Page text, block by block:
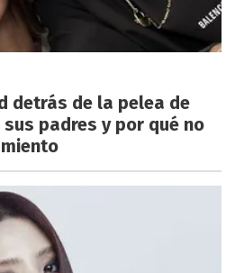
detrás de la pelea de
padres y por qué no